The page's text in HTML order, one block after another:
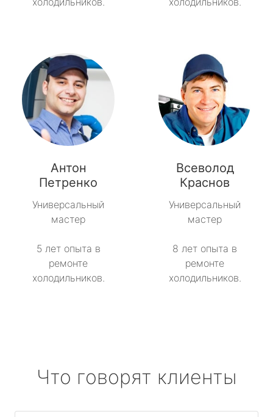
Антон
Петренко
Универсальный
мастер
5 лет опыта в
ремонте
холодильников.
Всеволод
Краснов
Универсальный
мастер
8 лет опыта в
ремонте
холодильников.
Что говорят клиенты